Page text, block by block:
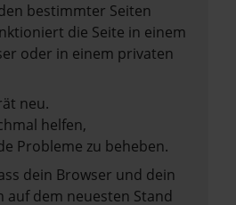
bestimmter Seiten
die Seite in einem
oder in einem privaten
neu.
helfen,
Probleme zu beheben.
dein Browser und dein
auf dem neuesten Stand